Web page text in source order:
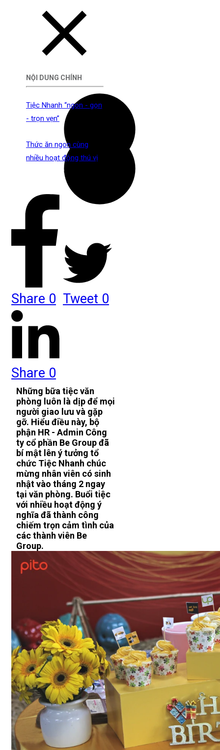
NỘI DUNG CHÍNH
Tiệc Nhanh “ngon - gọn
- trọn vẹn”
Thức ăn ngon cùng
nhiều hoạt động thú vị
Share 0 Tweet 0
Share 0
Những bữa tiệc văn
phòng luôn là dịp để mọi
người giao lưu và gặp
gỡ. Hiểu điều này, bộ
phận HR - Admin Công
ty cổ phần Be Group đã
bí mật lên ý tưởng tổ
chức Tiệc Nhanh chúc
mừng nhân viên có sinh
nhật vào tháng 2 ngay
tại văn phòng. Buổi tiệc
với nhiều hoạt động ý
nghĩa đã thành công
chiếm trọn cảm tình của
các thành viên Be
Group.